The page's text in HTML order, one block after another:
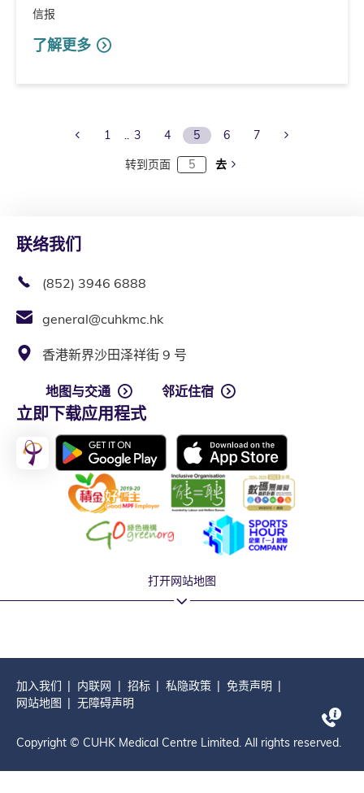
信报
了解更多
Previous Page
1 3 4 5 6 7
转到页面 去
联络我们
(852) 3946 6888
general@cuhkmc.hk
香港新界沙田泽祥街 9 号
地图与交通 邻近住宿
立即下载应用程式
打开网站地图
加入我们 内联网 招标 私隐政策
免责声明
网站地图
无障碍声明
Copyright © CUHK Medical Centre Limited. All rights reserved.